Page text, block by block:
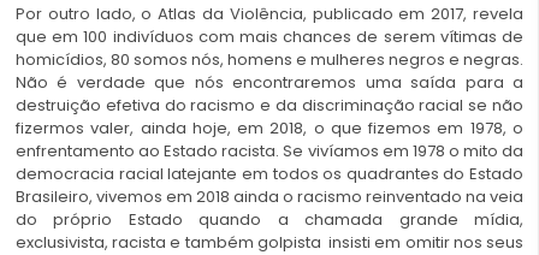
Por outro lado, o Atlas da Violência, publicado em 2017, revela
que em 100 indivíduos com mais chances de serem vítimas de
homicídios, 80 somos nós, homens e mulheres negros e negras.
Não é verdade que nós encontraremos uma saída para a
destruição efetiva do racismo e da discriminação racial se não
fizermos valer, ainda hoje, em 2018, o que fizemos em 1978, o
enfrentamento ao Estado racista. Se vivíamos em 1978 o mito da
democracia racial latejante em todos os quadrantes do Estado
Brasileiro, vivemos em 2018 ainda o racismo reinventado na veia
do próprio Estado quando a chamada grande mídia,
exclusivista, racista e também golpista insisti em omitir nos seus